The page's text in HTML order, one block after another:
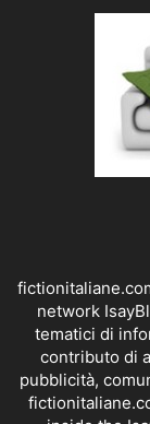
network
tematici di
contributo di
pubblicità,